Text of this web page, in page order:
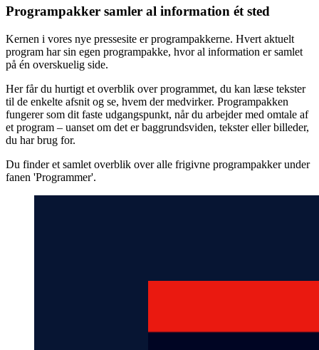
Programpakker samler al information ét sted
Kernen i vores nye pressesite er programpakkerne. Hvert aktuelt
program har sin egen programpakke, hvor al information er samlet
på én overskuelig side.
Her får du hurtigt et overblik over programmet, du kan læse tekster
til de enkelte afsnit og se, hvem der medvirker. Programpakken
fungerer som dit faste udgangspunkt, når du arbejder med omtale af
et program – uanset om det er baggrundsviden, tekster eller billeder,
du har brug for.
Du finder et samlet overblik over alle frigivne programpakker under
fanen 'Programmer'.